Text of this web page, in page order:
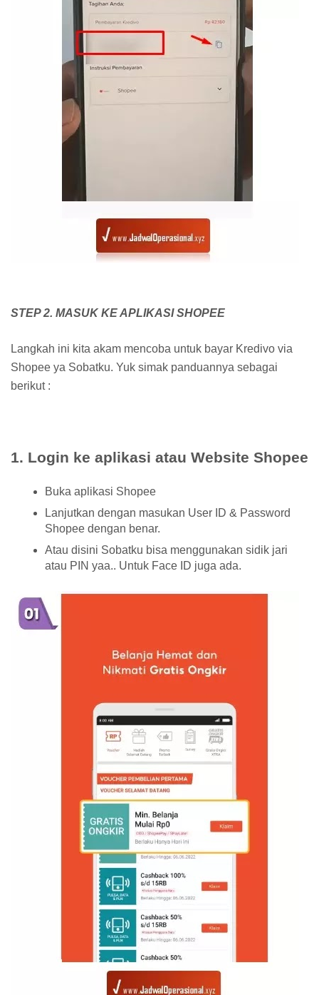
STEP 2. MASUK KE APLIKASI SHOPEE
Langkah ini kita akam mencoba untuk bayar Kredivo via
Shopee ya Sobatku. Yuk simak panduannya sebagai
berikut :
1. Login ke aplikasi atau Website Shopee
Buka aplikasi Shopee
Lanjutkan dengan masukan User ID & Password
Shopee dengan benar.
Atau disini Sobatku bisa menggunakan sidik jari
atau PIN yaa.. Untuk Face ID juga ada.